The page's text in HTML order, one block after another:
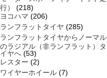
行）
(218)
ヨコハマ (206)
ランフラットタイヤ (285)
ランフラットタイヤからノーマル
のラジアル（非ランフラット）タ
イヤへ (53)
レスター (2)
ワイヤーホイール (7)